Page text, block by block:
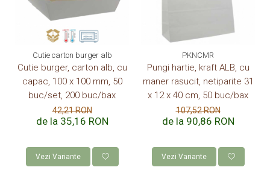
Cutie carton burger alb
Cutie burger, carton alb, cu
capac, 100 x 100 mm, 50
buc/set, 200 buc/bax
42,21 RON
de la 35,16 RON
Vezi Variante
PKNCMR
Pungi hartie, kraft ALB, cu
maner rasucit, netiparite 31
x 12 x 40 cm, 50 buc/bax
107,52 RON
de la 90,86 RON
Vezi Variante